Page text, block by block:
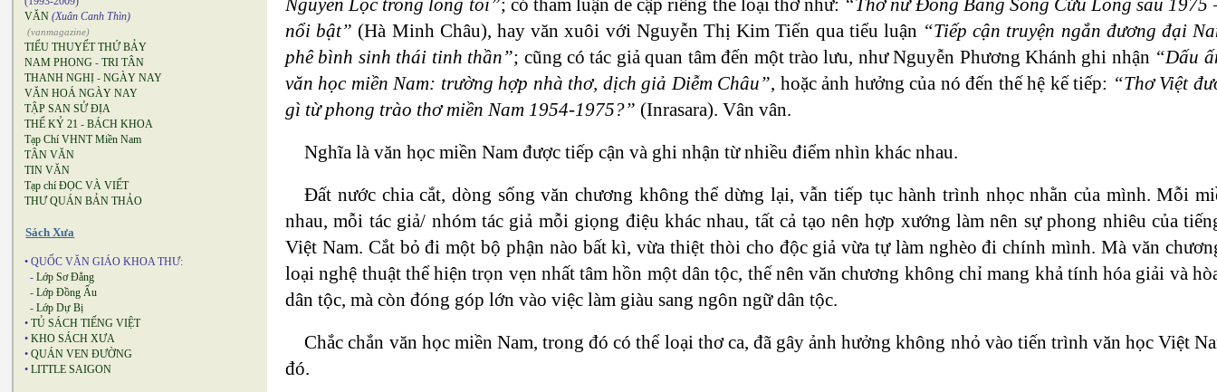
VĂN (Xuân Canh Thìn)
(vanmagazine)
TIỂU THUYẾT THỨ BẢY
NAM PHONG - TRI TÂN
THANH NGHỊ - NGÀY NAY
VĂN HOÁ NGÀY NAY
TẬP SAN SỬ ĐỊA
THẾ KỶ 21 - BÁCH KHOA
Tạp Chí VHNT Miền Nam
TÂN VĂN
TIN VĂN
Tạp chí ĐỌC VÀ VIẾT
THƯ QUÁN BẢN THẢO
Sách Xưa
• QUỐC VĂN GIÁO KHOA THƯ:
- Lớp Sơ Đẳng
- Lớp Đồng Ấu
- Lớp Dự Bị
• TỦ SÁCH TIẾNG VIỆT
• KHO SÁCH XƯA
• QUÁN VEN ĐƯỜNG
• LITTLE SAIGON
nổi bật” (Hà Minh Châu), hay văn xuôi với Nguyễn Thị Kim Tiến qua tiểu luận “Tiếp cận truyện ngắn đương đại
phê bình sinh thái tinh thần”; cũng có tác giả quan tâm đến một trào lưu, như Nguyễn Phương Khánh ghi nhận “Dấu
văn học miền Nam: trường hợp nhà thơ, dịch giả Diễm Châu”, hoặc ảnh hưởng của nó đến thế hệ kế tiếp: “Thơ Việt
gì từ phong trào thơ miền Nam 1954-1975?” (Inrasara). Vân vân.
Nghĩa là văn học miền Nam được tiếp cận và ghi nhận từ nhiều điểm nhìn khác nhau.
Đất nước chia cắt, dòng sống văn chương không thể dừng lại, vẫn tiếp tục hành trình nhọc nhằn của mình. Mỗi
nhau, mỗi tác giả/ nhóm tác giả mỗi giọng điệu khác nhau, tất cả tạo nên hợp xướng làm nên sự phong nhiêu của
Việt Nam. Cắt bỏ đi một bộ phận nào bất kì, vừa thiệt thòi cho độc giả vừa tự làm nghèo đi chính mình. Mà văn
loại nghệ thuật thể hiện trọn vẹn nhất tâm hồn một dân tộc, thế nên văn chương không chỉ mang khả tính hóa giải và
dân tộc, mà còn đóng góp lớn vào việc làm giàu sang ngôn ngữ dân tộc.
Chắc chắn văn học miền Nam, trong đó có thể loại thơ ca, đã gây ảnh hưởng không nhỏ vào tiến trình văn học Việt
đó.